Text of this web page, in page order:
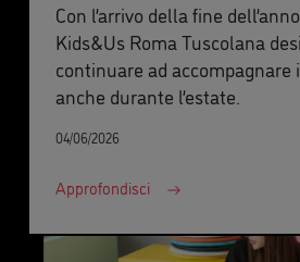
Con l’arrivo della fine
Kids&Us Roma Tuscolana
continuare ad
anche durante l’estate.
04/06/2026
Approfondisci